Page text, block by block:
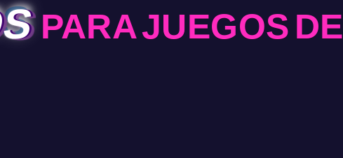
PARA JUEGOS DE